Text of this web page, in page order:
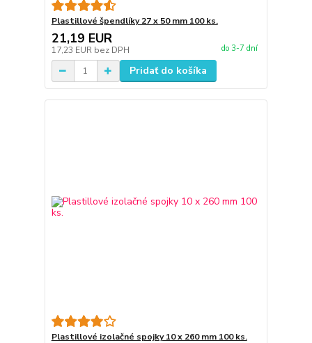
Plastillové špendlíky 27 x 50 mm 100 ks.
21,19 EUR
17,23 EUR bez DPH do 3-7 dní
Pridať do košíka
Plastillové izolačné spojky 10 x 260 mm 100 ks.